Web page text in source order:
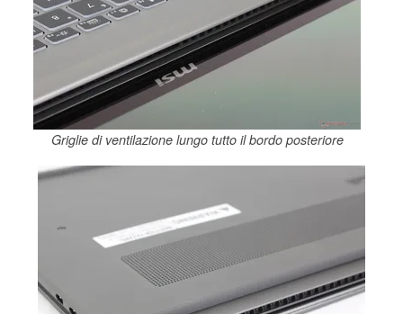
Griglie di ventilazione lungo tutto il bordo posteriore